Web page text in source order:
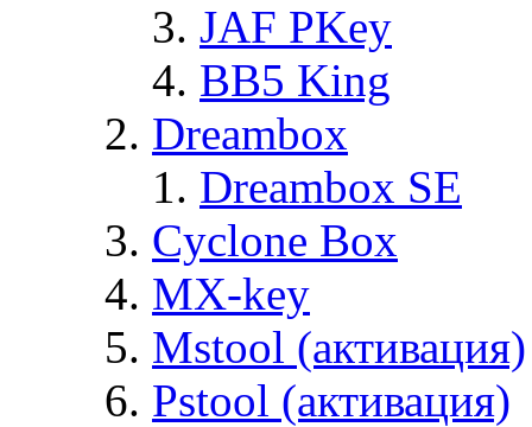
JAF PKey
BB5 King
Dreambox
Dreambox SE
Cyclone Box
MX-key
Mstool (активация)
Pstool (активация)